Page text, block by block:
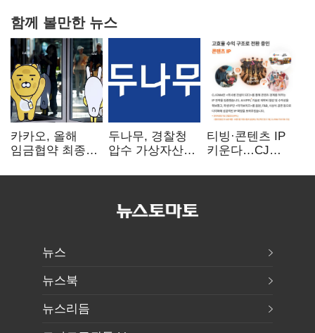
함께 볼만한 뉴스
카카오, 올해
임금협약 최종
인상·격려금
두나무, 경찰청
압수 가상자산
커스터디 사업
티빙·콘텐츠 IP
키운다…CJ
글로벌 확장 가속
뉴스
뉴스북
뉴스리듬